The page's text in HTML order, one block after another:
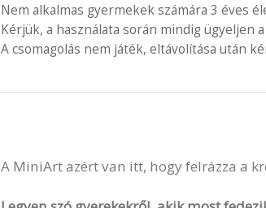
Nem alkalmas gyermekek számára 3 éves
Kérjük, a használata során mindig ügyeljen
A csomagolás nem játék, eltávolítása után
A MiniArt azért van itt, hogy felrázza a